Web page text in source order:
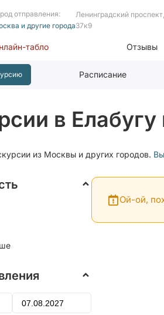
отправления:
и другие города
Ленинградский проспект,
37к9
табло Отзывы
Расписание
в
из Москвы и других городов.
Ой-ой,